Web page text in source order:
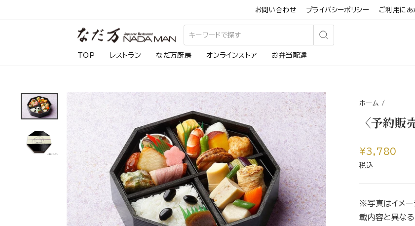
お問い合わせ プライバシーポリシー ご利用にあ
検
TOP レストラン なだ万厨房 オンラインストア お弁当配達
ホーム /
〈予約販
通
常
¥3,780
税込
※写真はイメー
載内容と異な